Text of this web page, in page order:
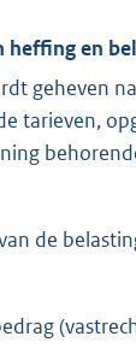
heffing en
geheven
tarieven,
de